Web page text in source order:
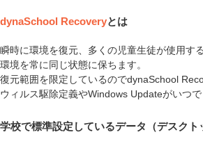
dynaSchool Recoveryとは
瞬時に環境を復元、多くの児童生徒が使用す
環境を常に同じ状態に保ちます。
復元範囲を限定しているのでdynaSchool
ウィルス駆除定義やWindows Updateがいつで
学校で標準設定しているデータ（デスクト